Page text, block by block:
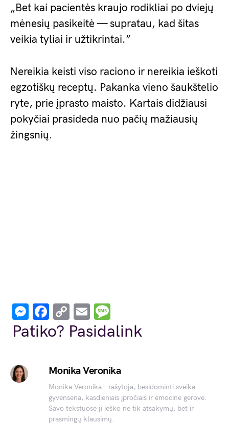
„Bet kai pacientės kraujo rodikliai po dviejų
mėnesių pasikeitė — supratau, kad šitas
veikia tyliai ir užtikrintai.”
Nereikia keisti viso raciono ir nereikia ieškoti
egzotiškų receptų. Pakanka vieno šaukštelio
ryte, prie įprasto maisto. Kartais didžiausi
pokyčiai prasideda nuo pačių mažiausių
žingsnių.
Messenger
Facebook
Copy
Link
Email
Patiko? Pasidalink
Monika Veronika
Monika Veronika – rašytoja, besidominti sveika
gyvensena, kasdieniais įpročiais ir emocine gerove.
Savo tekstuose ji ieško ne tik atsakymų, bet ir
prasmingų klausimų.